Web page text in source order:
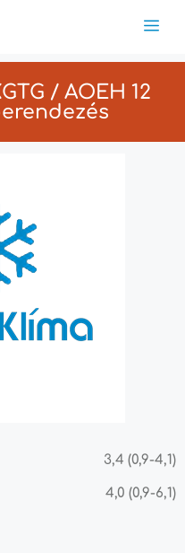
/ AOEH 12
3,4 (0,9-4,1)
4,0 (0,9-6,1)